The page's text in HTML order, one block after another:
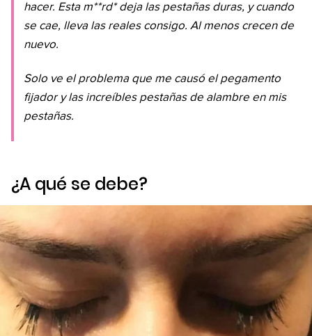
hacer. Esta m**rd* deja las pestañas duras, y cuando
se cae, lleva las reales consigo. Al menos crecen de
nuevo.
Solo ve el problema que me causó el pegamento
fijador y las increíbles pestañas de alambre en mis
pestañas.
¿A qué se debe?